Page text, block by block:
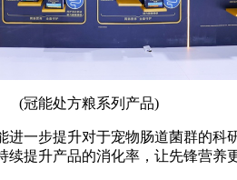
冠能处方粮系列产品)
步提升对于宠物肠道菌群的科
提升产品的消化率，让先锋营养